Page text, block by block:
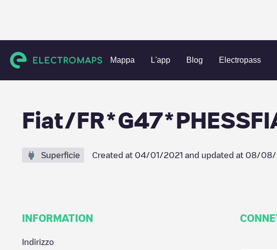
Mappa L'app Blog Electropass
Charging stations Francia Loire L'Horme Fiat/
Fiat/
Superficie Created at 04/01/2021 and updated at 08/08/
INFORMATION
Indirizzo